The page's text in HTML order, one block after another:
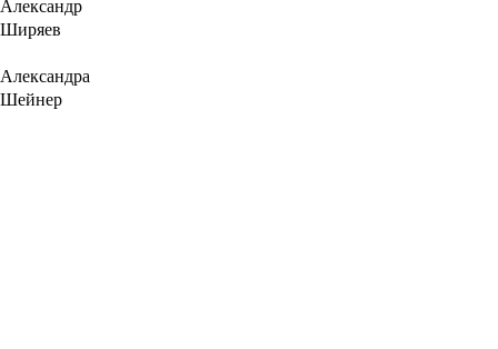
Ширяев
Александра
Шейнер